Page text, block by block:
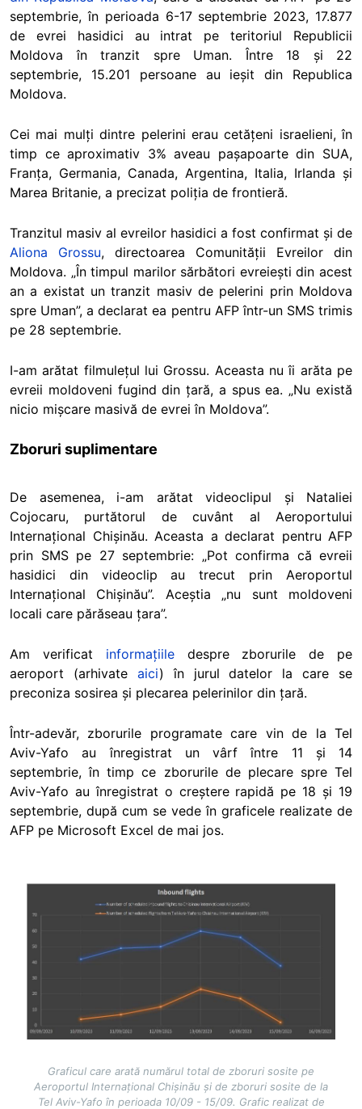
septembrie, în perioada 6-17 septembrie 2023, 17.877
de evrei hasidici au intrat pe teritoriul Republicii
Moldova în tranzit spre Uman. Între 18 și 22
septembrie, 15.201 persoane au ieșit din Republica
Moldova.
Cei mai mulți dintre pelerini erau cetățeni israelieni, în
timp ce aproximativ 3% aveau pașapoarte din SUA,
Franța, Germania, Canada, Argentina, Italia, Irlanda și
Marea Britanie, a precizat poliția de frontieră.
Tranzitul masiv al evreilor hasidici a fost confirmat și de
Aliona Grossu, directoarea Comunității Evreilor din
Moldova. „În timpul marilor sărbători evreiești din acest
an a existat un tranzit masiv de pelerini prin Moldova
spre Uman”, a declarat ea pentru AFP într-un SMS trimis
pe 28 septembrie.
I-am arătat filmulețul lui Grossu. Aceasta nu îi arăta pe
evreii moldoveni fugind din țară, a spus ea. „Nu există
nicio mișcare masivă de evrei în Moldova”.
Zboruri suplimentare
De asemenea, i-am arătat videoclipul și Nataliei
Cojocaru, purtătorul de cuvânt al Aeroportului
Internațional Chișinău. Aceasta a declarat pentru AFP
prin SMS pe 27 septembrie: „Pot confirma că evreii
hasidici din videoclip au trecut prin Aeroportul
Internațional Chișinău”. Aceștia „nu sunt moldoveni
locali care părăseau țara”.
Am verificat informațiile despre zborurile de pe
aeroport (arhivate aici) în jurul datelor la care se
preconiza sosirea și plecarea pelerinilor din țară.
Într-adevăr, zborurile programate care vin de la Tel
Aviv-Yafo au înregistrat un vârf între 11 și 14
septembrie, în timp ce zborurile de plecare spre Tel
Aviv-Yafo au înregistrat o creștere rapidă pe 18 și 19
septembrie, după cum se vede în graficele realizate de
AFP pe Microsoft Excel de mai jos.
Graficul care arată numărul total de zboruri sosite pe
Aeroportul Internațional Chișinău și de zboruri sosite de la
Tel Aviv-Yafo în perioada 10/09 - 15/09. Grafic realizat de